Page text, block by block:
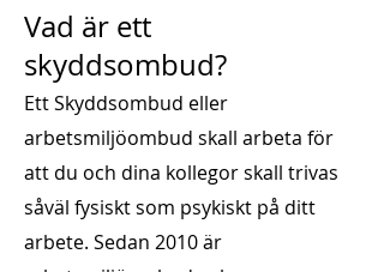
Vad är ett
skyddsombud?
Ett Skyddsombud eller
arbetsmiljöombud skall arbeta för
att du och dina kollegor skall trivas
såväl fysiskt som psykiskt på ditt
arbete. Sedan 2010 är